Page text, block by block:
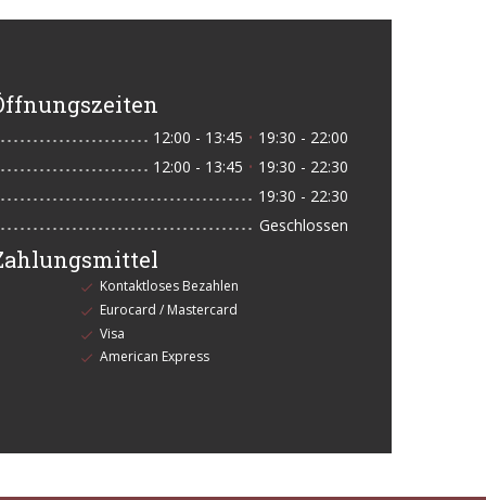
12:00 - 13:45 • 19:30 - 22:00
12:00 - 13:45 • 19:30 - 22:30
19:30 - 22:30
Geschlossen
Kontaktloses Bezahlen
Eurocard / Mastercard
Visa
American Express